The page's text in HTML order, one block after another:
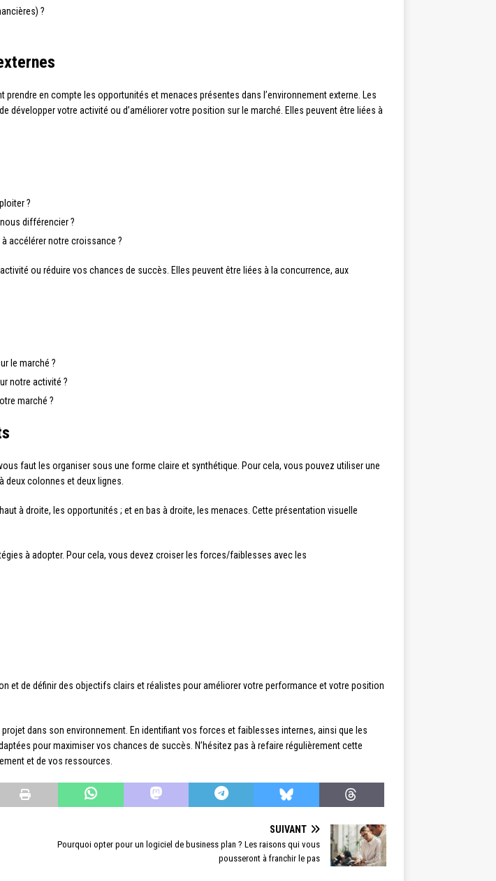
?
prendre en compte les opportunités et menaces présentes dans l’environnement externe. Les
votre activité ou d’améliorer votre position sur le marché. Elles peuvent être liées à
?
différencier ?
accélérer notre croissance ?
ou réduire vos chances de succès. Elles peuvent être liées à la concurrence, aux
le marché ?
notre activité ?
marché ?
faut les organiser sous une forme claire et synthétique. Pour cela, vous pouvez utiliser une
deux colonnes et deux lignes.
à droite, les opportunités ; et en bas à droite, les menaces. Cette présentation visuelle
à adopter. Pour cela, vous devez croiser les forces/faiblesses avec les
et de définir des objectifs clairs et réalistes pour améliorer votre performance et votre position
dans son environnement. En identifiant vos forces et faiblesses internes, ainsi que les
pour maximiser vos chances de succès. N’hésitez pas à refaire régulièrement cette
et de vos ressources.
SUIVANT
Pourquoi opter pour un logiciel de business plan ? Les raisons qui vous
pousseront à franchir le pas